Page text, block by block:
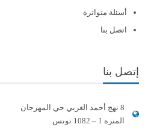
أسئلة متواترة
اتصل بنا
إتصل بنا
8 نهج أحمد الغربي حي المهرجان
المنزه 1 – 1082 تونس